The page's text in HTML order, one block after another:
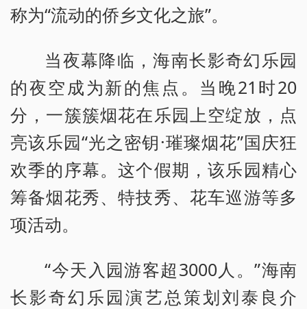
称为“流动的侨乡文化之旅”。
当夜幕降临，海南长影奇幻乐园
的夜空成为新的焦点。当晚21时20
分，一簇簇烟花在乐园上空绽放，点
亮该乐园“光之密钥·璀璨烟花”国庆狂
欢季的序幕。这个假期，该乐园精心
筹备烟花秀、特技秀、花车巡游等多
项活动。
“今天入园游客超3000人。”海南
长影奇幻乐园演艺总策划刘泰良介